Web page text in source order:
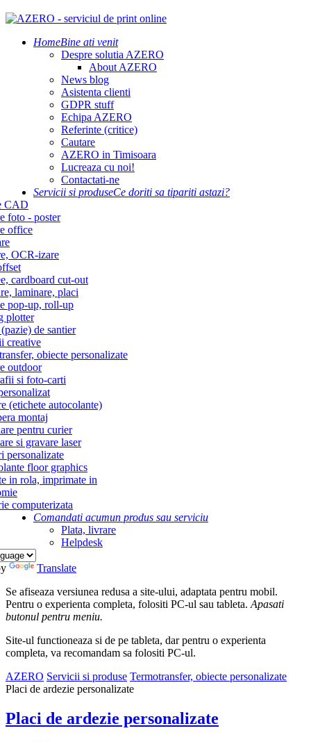
HomeBine ati venit
Despre solutia AZERO
About AZERO
News blog
Asistenta clienti
GDPR stuff
Echipa AZERO
Referinte (critice)
Cautare
AZERO in Timisoara
Lucreaza cu noi!
Contactati-ne
Servicii si produseCe doriti sa tipariti astazi?
CAD
foto - poster
office
OCR-izare
cardboard cut-out
laminare, placi
pop-up, roll-up
plotter
de santier
creative
obiecte personalizate
outdoor
si foto-carti
(etichete autocolante)
montaj
pentru curier
si gravare laser
personalizate
floor graphics
in rola, imprimate in
computerizata
Comandati acumun produs sau serviciu
Plata, livrare
Helpdesk
Translate
Se afiseaza versiunea redusa a site-ului, adaptata pentru mobil.
Pentru o experienta completa, folositi PC-ul sau tableta. Apasati
butonul pentru meniu.
Site-ul functioneaza si de pe tableta, dar pentru o experienta
completa, va recomandam sa folositi PC-ul.
AZERO Servicii si produse Termotransfer, obiecte personalizate
Placi de ardezie personalizate
Placi de ardezie personalizate